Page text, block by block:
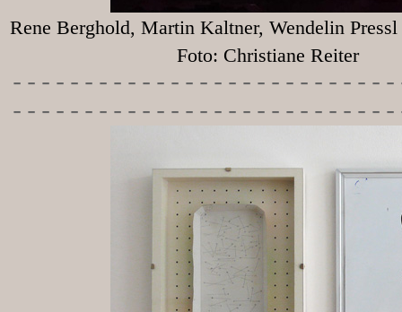
Rene Berghold, Martin Kaltner, Wendelin Pressl
Foto: Christiane Reiter
-----------